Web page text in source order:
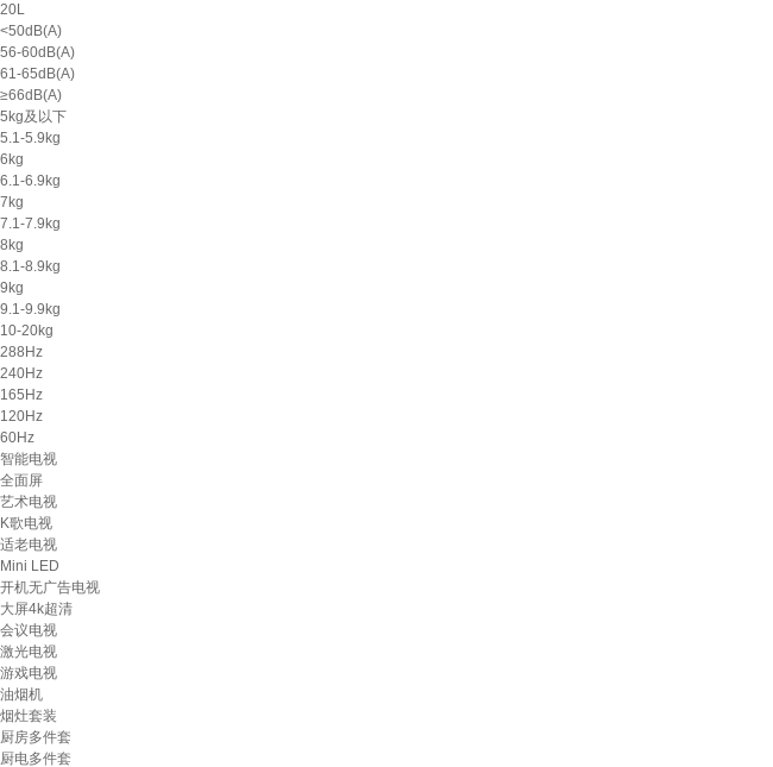
20L
<50dB(A)
56-60dB(A)
61-65dB(A)
≥66dB(A)
5kg及以下
5.1-5.9kg
6kg
6.1-6.9kg
7kg
7.1-7.9kg
8kg
8.1-8.9kg
9kg
9.1-9.9kg
10-20kg
288Hz
240Hz
165Hz
120Hz
60Hz
智能电视
全面屏
艺术电视
K歌电视
适老电视
Mini LED
开机无广告电视
大屏4k超清
会议电视
激光电视
游戏电视
油烟机
烟灶套装
厨房多件套
厨电多件套